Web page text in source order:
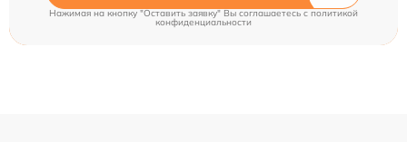
Нажимая на кнопку "Оставить заявку" Вы соглашаетесь c политикой
конфиденциальности